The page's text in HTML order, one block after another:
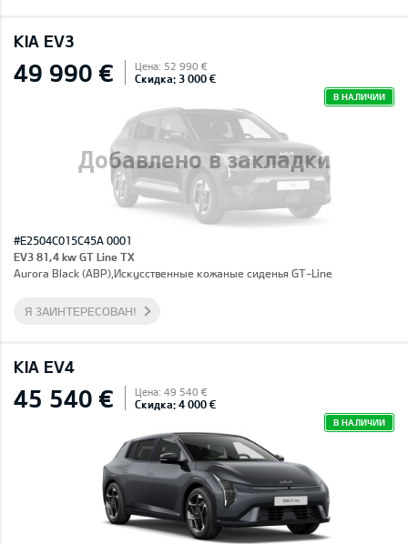
KIA EV3
Добавлено в закладки
49 990 € Цена: 52 990 €
Скидка: 3 000 €
В НАЛИЧИИ
#E2504C015C45A 0001
EV3 81,4 kw GT Line TX
Aurora Black (ABP),Искусственные кожаные сиденья GT-Line
Я ЗАИНТЕРЕСОВАН!
KIA EV4
45 540 € Цена: 49 540 €
Скидка: 4 000 €
В НАЛИЧИИ